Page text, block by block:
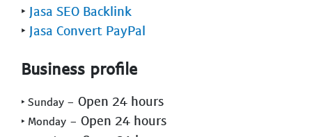
‣ Jasa SEO Backlink
‣ Jasa Convert PayPal
Business profile
‣ Sunday - Open 24 hours
‣ Monday - Open 24 hours